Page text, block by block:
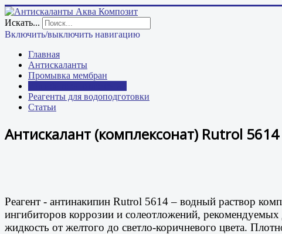
Искать...
Включить/выключить навигацию
Главная
Антискаланты
Промывка мембран
Реагенты для водоподготовки
Статьи
Антискалант (комплексонат) Rutrol 5614
Реагент - антинакипин Rutrol 5614 – водный раствор
ингибиторов коррозии и солеотложений, рекомендуемых
жидкость от желтого до светло-коричневого цвета.